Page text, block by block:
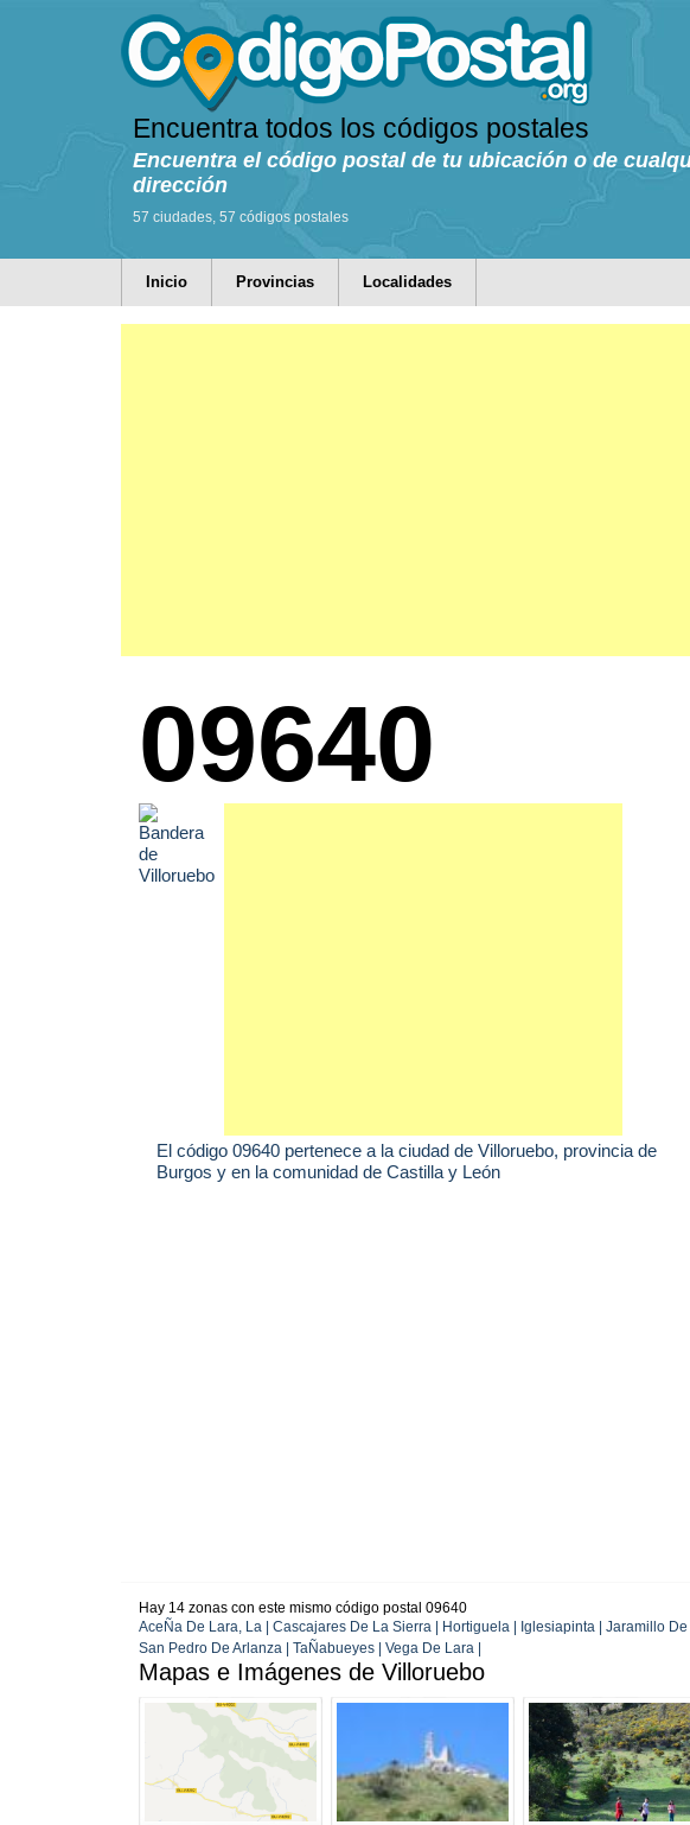
Encuentra todos los códigos postales
Encuentra el código postal de tu ubicación o de
dirección
57 ciudades, 57 códigos postales
Inicio Provincias Localidades
09640
El código 09640 pertenece a la ciudad de Villoruebo, provincia de
Burgos y en la comunidad de Castilla y León
Hay 14 zonas con este mismo código postal 09640
AceÑa De Lara, La | Cascajares De La Sierra | Hortiguela | Iglesiapinta | Jaramillo
San Pedro De Arlanza | TaÑabueyes | Vega De Lara |
Mapas e Imágenes de Villoruebo